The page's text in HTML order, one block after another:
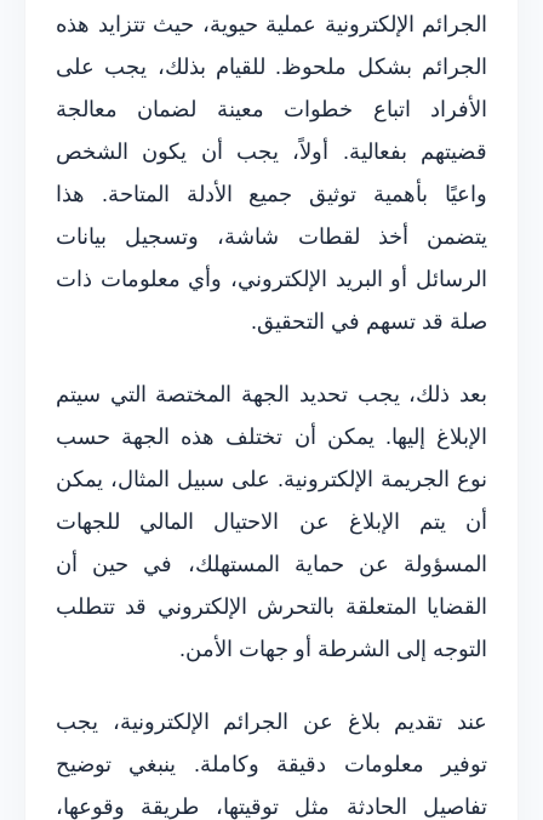
الجرائم الإلكترونية عملية حيوية، حيث تتزايد هذه
الجرائم بشكل ملحوظ. للقيام بذلك، يجب على
الأفراد اتباع خطوات معينة لضمان معالجة
قضيتهم بفعالية. أولاً، يجب أن يكون الشخص
واعيًا بأهمية توثيق جميع الأدلة المتاحة. هذا
يتضمن أخذ لقطات شاشة، وتسجيل بيانات
الرسائل أو البريد الإلكتروني، وأي معلومات ذات
صلة قد تسهم في التحقيق.
بعد ذلك، يجب تحديد الجهة المختصة التي سيتم
الإبلاغ إليها. يمكن أن تختلف هذه الجهة حسب
نوع الجريمة الإلكترونية. على سبيل المثال، يمكن
أن يتم الإبلاغ عن الاحتيال المالي للجهات
المسؤولة عن حماية المستهلك، في حين أن
القضايا المتعلقة بالتحرش الإلكتروني قد تتطلب
التوجه إلى الشرطة أو جهات الأمن.
عند تقديم بلاغ عن الجرائم الإلكترونية، يجب
توفير معلومات دقيقة وكاملة. ينبغي توضيح
تفاصيل الحادثة مثل توقيتها، طريقة وقوعها،